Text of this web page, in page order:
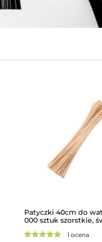
Patyczki 40cm do
000 sztuk szorstkie,
1 ocena